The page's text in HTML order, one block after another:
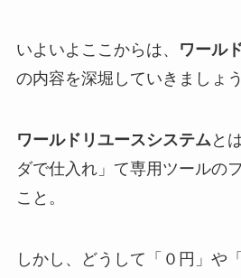
いよいよここからは、
ワール
の内容を深堀していきましょう
ワールドリユースシステムと
ダで仕入れ」て専用ツールの
こと。
しかし、どうして「０円」や